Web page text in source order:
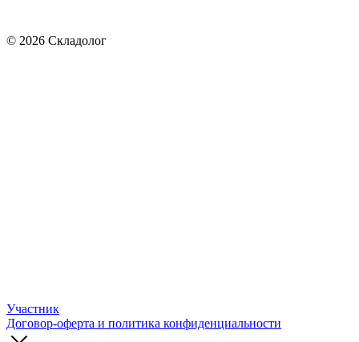
© 2026 Складолог
Участник
Договор-оферта и политика конфиденциальности